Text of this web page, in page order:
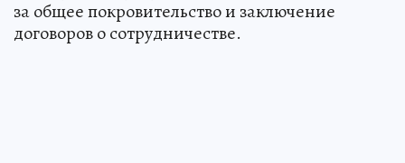
за общее покровительство и заключение
договоров о сотрудничестве.